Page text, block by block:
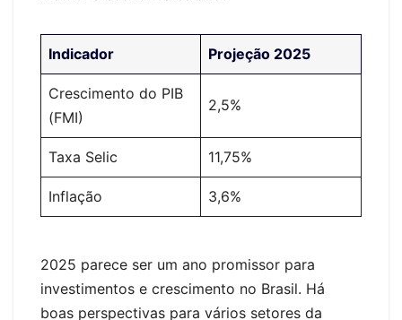
Indicador Projeção 2025
Crescimento do PIB
(FMI)
2,5%
Taxa Selic 11,75%
Inflação 3,6%
2025 parece ser um ano promissor para
investimentos e crescimento no Brasil. Há
boas perspectivas para vários setores da